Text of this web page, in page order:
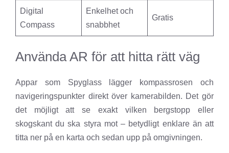
Digital
Compass
Enkelhet och
snabbhet
Gratis
Använda AR för att hitta rätt väg
Appar som Spyglass lägger kompassrosen och
navigeringspunkter direkt över kamerabilden. Det gör
det möjligt att se exakt vilken bergstopp eller
skogskant du ska styra mot – betydligt enklare än att
titta ner på en karta och sedan upp på omgivningen.